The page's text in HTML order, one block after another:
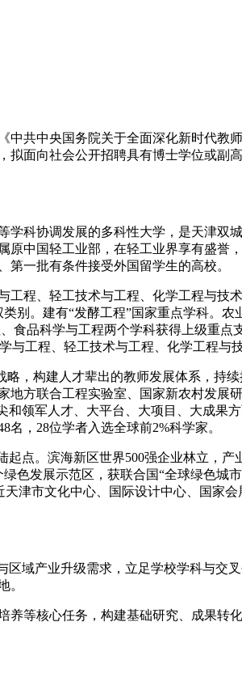
共中央国务院关于全面深化新时代教
面向社会公开招聘具有博士学位或副
科协调发展的多科性大学，是天津双
中国轻工业部，在轻工业界享有盛誉
一批有条件接受外国留学生的高校。
程、轻工技术与工程、化学工程与技
别。建有“发酵工程”国家重点学科。农
食品科学与工程两个学科获得上级重点
工程、轻工技术与工程、化学工程与
，构建人才辈出的教师发展体系，持
方联合工程实验室、国家新农村发展
领军人才、大平台、大项目、大成果
，28位学者入选全球前2%科学家。
点。滨海新区世界500强企业林立，产
色发展示范区，获联合国“全球绿色城
津市文化中心、国际设计中心、国家
域产业升级需求，立足学校学科与交
。
等核心任务，构建基础研究、成果转